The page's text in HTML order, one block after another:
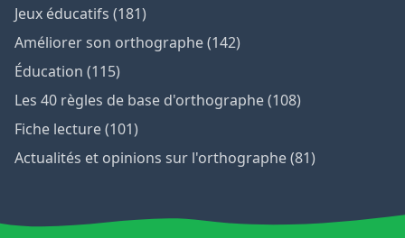
Jeux éducatifs (181)
Améliorer son orthographe (142)
Éducation (115)
Les 40 règles de base d'orthographe (108)
Fiche lecture (101)
Actualités et opinions sur l'orthographe (81)